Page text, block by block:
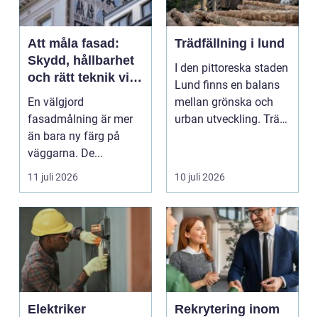
Att måla fasad:
Skydd, hållbarhet
och rätt teknik vid
fasadmålning
En välgjord
fasadmålning är mer
än bara ny färg på
väggarna. De...
11 juli 2026
Trädfällning i lund
I den pittoreska staden
Lund finns en balans
mellan grönska och
urban utveckling. Träd
10 juli 2026
Elektriker
Rekrytering inom